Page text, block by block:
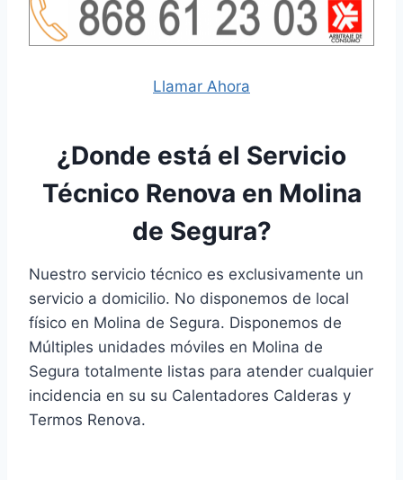
Llamar Ahora
¿Donde está el Servicio
Técnico Renova en Molina
de Segura?
Nuestro servicio técnico es exclusivamente un
servicio a domicilio. No disponemos de local
físico en Molina de Segura. Disponemos de
Múltiples unidades móviles en Molina de
Segura totalmente listas para atender cualquier
incidencia en su su Calentadores Calderas y
Termos Renova.